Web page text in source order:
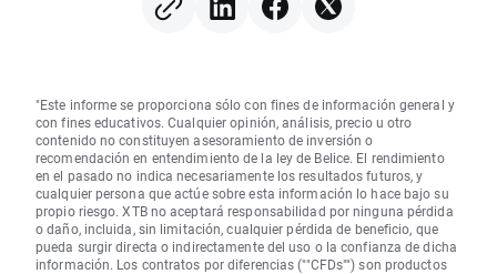
"Este informe se proporciona sólo con fines de información general y
con fines educativos. Cualquier opinión, análisis, precio u otro
contenido no constituyen asesoramiento de inversión o
recomendación en entendimiento de la ley de Belice. El rendimiento
en el pasado no indica necesariamente los resultados futuros, y
cualquier persona que actúe sobre esta información lo hace bajo su
propio riesgo. XTB no aceptará responsabilidad por ninguna pérdida
o daño, incluida, sin limitación, cualquier pérdida de beneficio, que
pueda surgir directa o indirectamente del uso o la confianza de dicha
información. Los contratos por diferencias (""CFDs"") son productos